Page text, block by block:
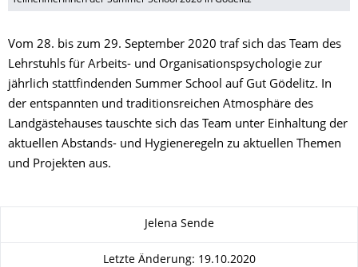
Vom 28. bis zum 29. September 2020 traf sich das Team des
Lehrstuhls für Arbeits- und Organisationspsychologie zur
jährlich stattfindenden Summer School auf Gut Gödelitz. In
der entspannten und traditionsreichen Atmosphäre des
Landgästehauses tauschte sich das Team unter Einhaltung der
aktuellen Abstands- und Hygieneregeln zu aktuellen Themen
und Projekten aus.
Jelena Sende
Letzte Änderung: 19.10.2020